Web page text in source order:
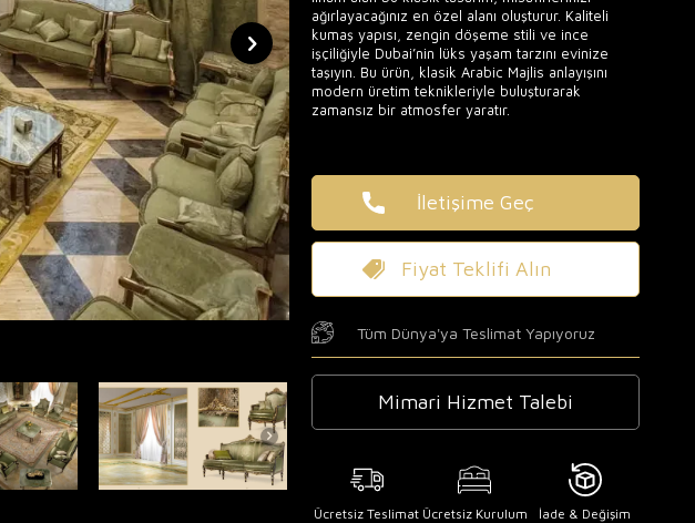
ağırlayacağınız en özel alanı oluşturur. Kaliteli
kumaş yapısı, zengin döşeme stili ve ince
işçiliğiyle Dubai’nin lüks yaşam tarzını evinize
taşıyın. Bu ürün, klasik Arabic Majlis anlayışını
modern üretim teknikleriyle buluşturarak
zamansız bir atmosfer yaratır.
İletişime Geç
Fiyat Teklifi Alın
Tüm Dünya'ya Teslimat Yapıyoruz
Mimari Hizmet Talebi
Ücretsiz Teslimat Ücretsiz Kurulum İade & Değişim